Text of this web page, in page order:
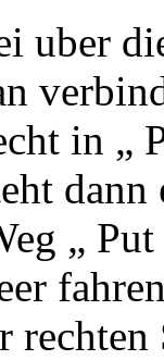
uber
in „
dann
„